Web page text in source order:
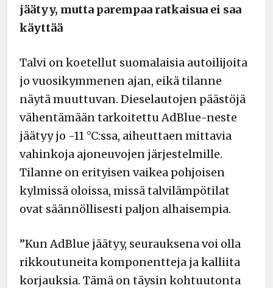
jäätyy, mutta parempaa ratkaisua ei saa
käyttää
Talvi on koetellut suomalaisia autoilijoita
jo vuosikymmenen ajan, eikä tilanne
näytä muuttuvan. Dieselautojen päästöjä
vähentämään tarkoitettu AdBlue-neste
jäätyy jo -11 °C:ssa, aiheuttaen mittavia
vahinkoja ajoneuvojen järjestelmille.
Tilanne on erityisen vaikea pohjoisen
kylmissä oloissa, missä talvilämpötilat
ovat säännöllisesti paljon alhaisempia.
”Kun AdBlue jäätyy, seurauksena voi olla
rikkoutuneita komponentteja ja kalliita
korjauksia. Tämä on täysin kohtuutonta